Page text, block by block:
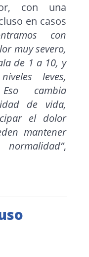
con una
en casos
con
muy severo,
de 1 a 10, y
leves,
cambia
de vida,
el dolor
mantener
,